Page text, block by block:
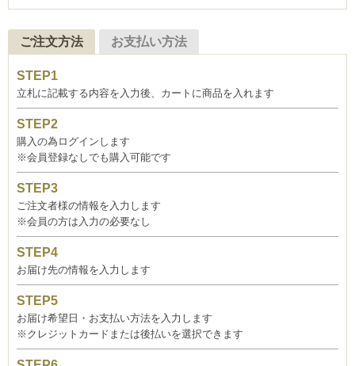
ご注文方法 お支払い方法
立札に記載する内容を入力後、カートに商品を入れます
購入の為ログインします
※会員登録なしでも購入可能です
ご注文者様の情報を入力します
※会員の方は入力の必要なし
お届け先の情報を入力します
お届け希望日・お支払い方法を入力します
※クレジットカードまたは後払いを選択できます